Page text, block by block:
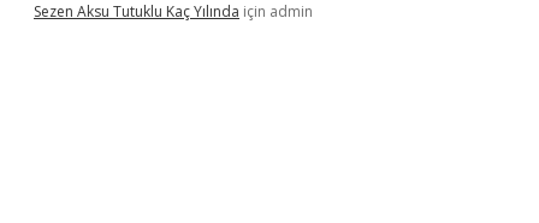
Sezen Aksu Tutuklu Kaç Yılında için admin